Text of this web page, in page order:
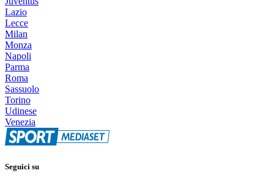
Lazio
Lecce
Milan
Monza
Napoli
Parma
Roma
Sassuolo
Torino
Udinese
Venezia
Seguici su